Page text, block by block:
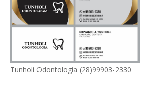
Tunholi Odontologia (28)99903-2330